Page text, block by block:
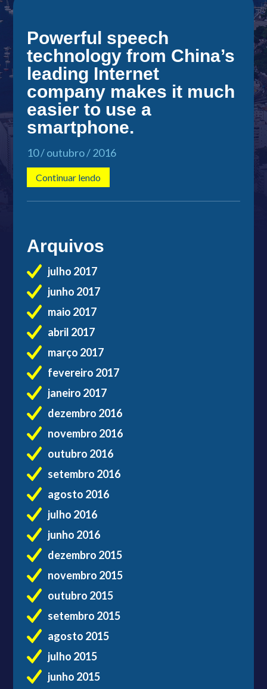
Powerful speech
technology from China’s
leading Internet
company makes it much
easier to use a
smartphone.
10 / outubro / 2016
Continuar lendo
Arquivos
julho 2017
junho 2017
maio 2017
abril 2017
março 2017
fevereiro 2017
janeiro 2017
dezembro 2016
novembro 2016
outubro 2016
setembro 2016
agosto 2016
julho 2016
junho 2016
dezembro 2015
novembro 2015
outubro 2015
setembro 2015
agosto 2015
julho 2015
junho 2015